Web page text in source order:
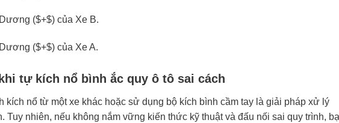
($+$) của Xe B.
($+$) của Xe A.
tự kích nổ bình ắc quy ô tô sai cách
kích nổ từ một xe khác hoặc sử dụng bộ kích bình cầm tay là giải pháp xử lý
Tuy nhiên, nếu không nắm vững kiến thức kỹ thuật và đấu nối sai quy trình,